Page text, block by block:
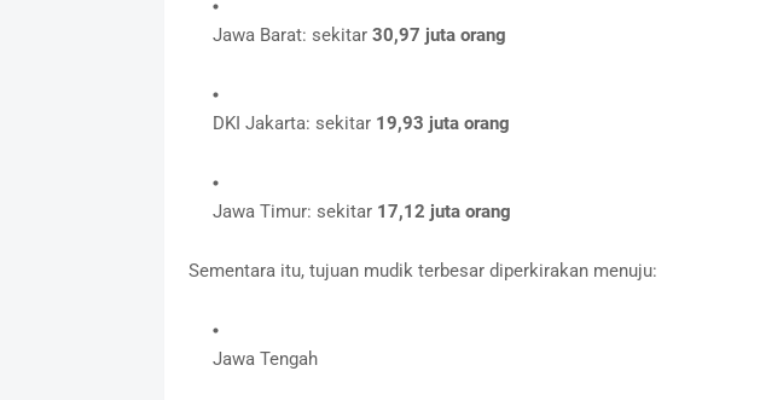
Jawa Barat: sekitar 30,97 juta orang
DKI Jakarta: sekitar 19,93 juta orang
Jawa Timur: sekitar 17,12 juta orang
Sementara itu, tujuan mudik terbesar diperkirakan menuju:
Jawa Tengah